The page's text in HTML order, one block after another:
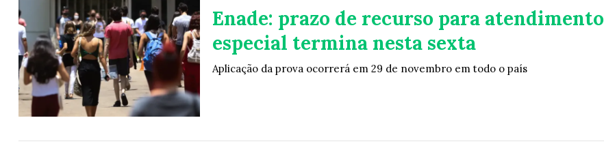
Enade: prazo de recurso para atendimento
especial termina nesta sexta
Aplicação da prova ocorrerá em 29 de novembro em todo o país